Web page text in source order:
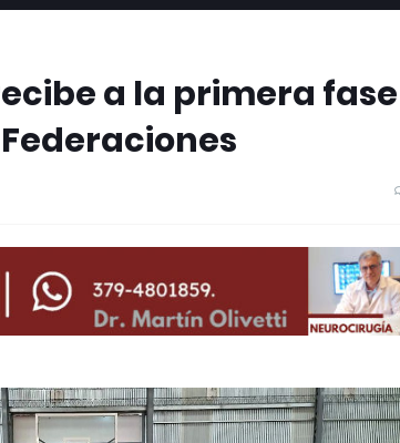
a la primera fase